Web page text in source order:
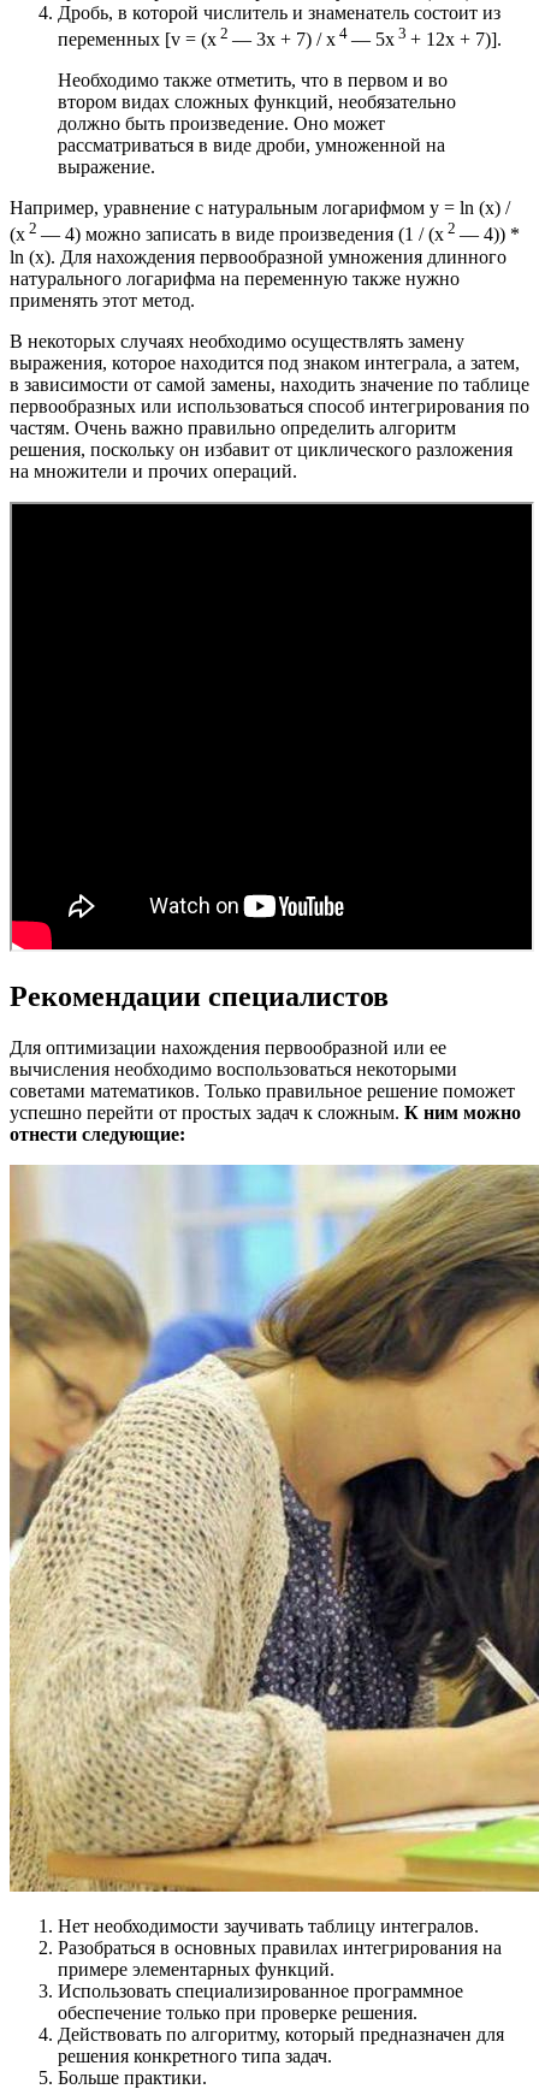
Дробь, в которой числитель и знаменатель состоит из
переменных [v = (x 2 — 3x + 7) / x 4 — 5x 3 + 12x + 7)].
Необходимо также отметить, что в первом и во
втором видах сложных функций, необязательно
должно быть произведение. Оно может
рассматриваться в виде дроби, умноженной на
выражение.
Например, уравнение с натуральным логарифмом y = ln (x) /
(x 2 — 4) можно записать в виде произведения (1 / (x 2 — 4)) *
ln (x). Для нахождения первообразной умножения длинного
натурального логарифма на переменную также нужно
применять этот метод.
В некоторых случаях необходимо осуществлять замену
выражения, которое находится под знаком интеграла, а затем,
в зависимости от самой замены, находить значение по таблице
первообразных или использоваться способ интегрирования по
частям. Очень важно правильно определить алгоритм
решения, поскольку он избавит от циклического разложения
на множители и прочих операций.
Рекомендации специалистов
Для оптимизации нахождения первообразной или ее
вычисления необходимо воспользоваться некоторыми
советами математиков. Только правильное решение поможет
успешно перейти от простых задач к сложным. К ним можно
отнести следующие:
Нет необходимости заучивать таблицу интегралов.
Разобраться в основных правилах интегрирования на
примере элементарных функций.
Использовать специализированное программное
обеспечение только при проверке решения.
Действовать по алгоритму, который предназначен для
решения конкретного типа задач.
Больше практики.